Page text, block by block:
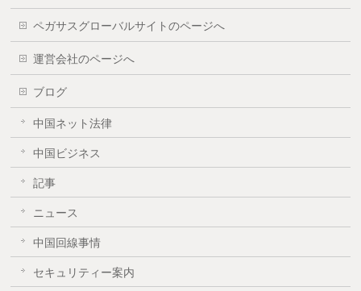
ペガサスグローバルサイトのページへ
運営会社のページへ
ブログ
中国ネット法律
中国ビジネス
記事
ニュース
中国回線事情
セキュリティー案内